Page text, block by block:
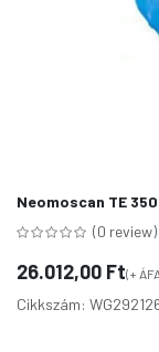
Neomoscan TE
(0 review)
26.012,00 Ft(+
Cikkszám: